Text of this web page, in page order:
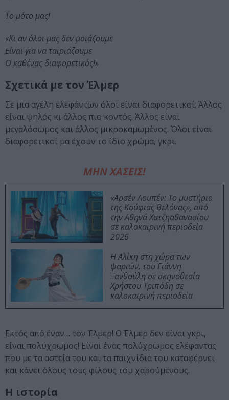
Το μότο μας!
«Κι αν όλοι μας δεν μοιάζουμε
Είναι για να ταιριάζουμε
Ο καθένας διαφορετικός!»
Σχετικά με τον Έλμερ
Σε μια αγέλη ελεφάντων όλοι είναι διαφορετικοί. Άλλος
είναι ψηλός κι άλλος πιο κοντός. Άλλος είναι
μεγαλόσωμος και άλλος μικροκαμωμένος. Όλοι είναι
διαφορετικοί μα έχουν το ίδιο χρώμα, γκρι.
ΜΗΝ ΧΑΣΕΙΣ!
«Αρσέν Λουπέν: Το μυστήριο
της Κούφιας Βελόνας», από
την Αθηνά Χατζηαθανασίου
σε καλοκαιρινή περιοδεία
2026
Η Αλίκη στη χώρα των
ψαριών, του Γιάννη
Ξανθούλη σε σκηνοθεσία
Χρήστου Τριπόδη σε
καλοκαιρινή περιοδεία
Εκτός από έναν… τον Έλμερ! Ο Έλμερ δεν είναι γκρι,
είναι πολύχρωμος! Είναι ένας πολύχρωμος ελέφαντας
που με τα αστεία του και τα παιχνίδια του καταφέρνει
και κάνει όλους τους φίλους του χαρούμενους.
Η ιστορία